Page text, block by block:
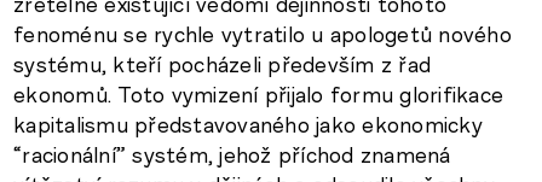
fenoménu se rychle vytratilo u apologetů nového
systému, kteří pocházeli především z řad
ekonomů. Toto vymizení přijalo formu glorifikace
kapitalismu představovaného jako ekonomicky
“racionální” systém, jehož příchod znamená